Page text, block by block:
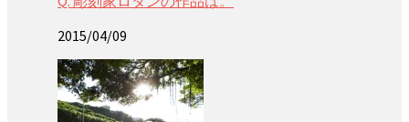
2015/04/09